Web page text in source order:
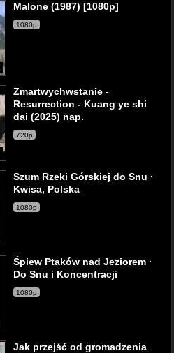
Malone (1987) [1080p]
1080p
Zmartwychwstanie -
Resurrection - Kuang ye shi
dai (2025) nap.
720p
Szum Rzeki Górskiej do Snu ·
Kwisa, Polska
1080p
Śpiew Ptaków nad Jeziorem ·
Do Snu i Koncentracji
1080p
Jak przejść od gromadzenia